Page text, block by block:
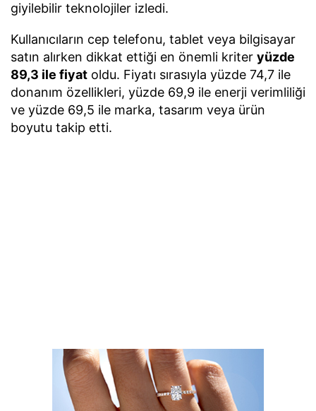
giyilebilir teknolojiler izledi.
Kullanıcıların cep telefonu, tablet veya bilgisayar
satın alırken dikkat ettiği en önemli kriter yüzde
89,3 ile fiyat oldu. Fiyatı sırasıyla yüzde 74,7 ile
donanım özellikleri, yüzde 69,9 ile enerji verimliliği
ve yüzde 69,5 ile marka, tasarım veya ürün
boyutu takip etti.